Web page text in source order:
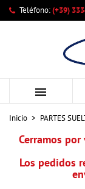
Teléfono:(+39)

Inicio PARTES
Cerramos
Los pedidos
Mi lista
Crear
Crear
Nombre de la
Iniciar
Debe iniciar